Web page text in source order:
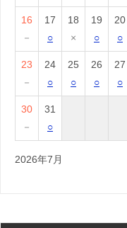
16
－
17
○
18
×
19
○
20
○
23
－
24
○
25
○
26
○
27
○
30
－
31
○
2026年7月